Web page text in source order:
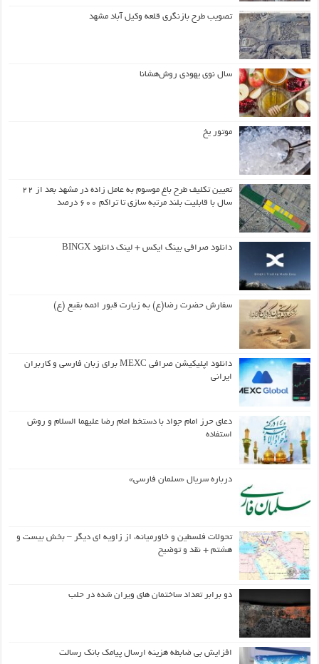
تصویب طرح بازنگری قلعه وکیل آباد مشهد
سال نوی یهودی روش‌هشانا
موتور یخ
تعیین تکلیف طرح باغ موسوم به عامل زاده در مشهد بعد از ۲۲
سال با قابلیت بلند مرتبه سازی تا تراکم ۶۰۰ درصد
دانلود صرافی بینگ ایکس + لینک دانلود BINGX
سفارش حضرت رضا(ع) به زیارت قبور ائمه بقیع (ع)
دانلود اپلیکیشن صرافی MEXC برای زبان فارسی و کاربران
ایرانی
دعای حرز امام جواد با دستخط امام رضا علیهما السلام و روش
استفاده
درباره سریال «سلمان فارسی»
تحولات فلسطین و خاورمیانه، از زاویه ای دیگر – بخش بیست و
هشتم + نقد و توضیح
دو برابر تعداد ساختمان های ویران شده در حلب
افزایش بی ضابطه هزینه ارسال پیامک بانک رسالت